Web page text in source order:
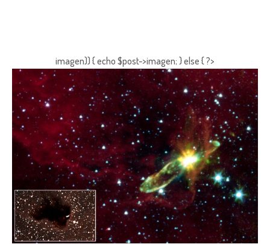
imagen)) { echo $post->imagen; } else { ?>